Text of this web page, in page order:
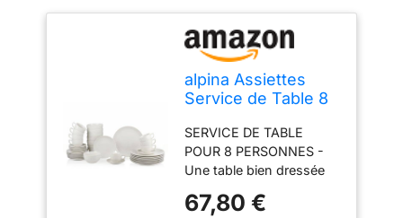
alpina Assiettes
Service de Table 8
Vaisselle et Arts de
la Table 40 Pièces -
Compatible Lave-
Vaisselle - Blanc
SERVICE DE TABLE
POUR 8 PERSONNES -
Une table bien dressée
magnifique service de
67,80 €